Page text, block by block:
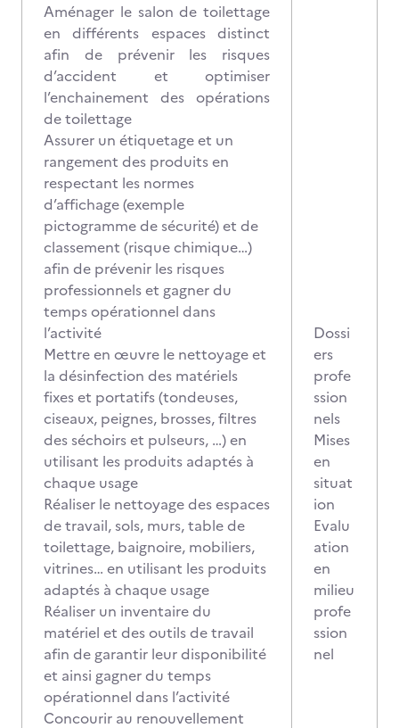
Aménager le salon de toilettage
en différents espaces distinct
afin de prévenir les risques
d’accident et optimiser
l’enchainement des opérations
de toilettage
Assurer un étiquetage et un
rangement des produits en
respectant les normes
d’affichage (exemple
pictogramme de sécurité) et de
classement (risque chimique…)
afin de prévenir les risques
professionnels et gagner du
temps opérationnel dans
l’activité
Mettre en œuvre le nettoyage et
la désinfection des matériels
fixes et portatifs (tondeuses,
ciseaux, peignes, brosses, filtres
des séchoirs et pulseurs, …) en
utilisant les produits adaptés à
chaque usage
Réaliser le nettoyage des espaces
de travail, sols, murs, table de
toilettage, baignoire, mobiliers,
vitrines… en utilisant les produits
adaptés à chaque usage
Réaliser un inventaire du
matériel et des outils de travail
afin de garantir leur disponibilité
et ainsi gagner du temps
opérationnel dans l’activité
Concourir au renouvellement
Dossi
ers
profe
ssion
nels
Mises
en
situat
ion
Evalu
ation
en
milieu
profe
ssion
nel